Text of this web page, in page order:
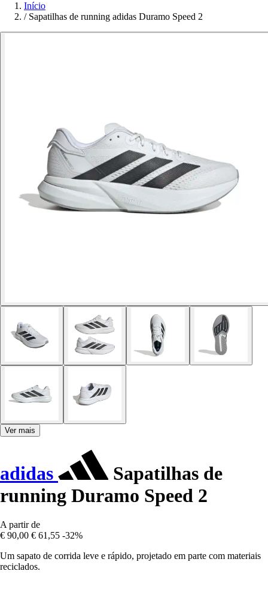
Início
/ Sapatilhas de running adidas Duramo Speed 2
Ver mais
adidas
Sapatilhas de
running Duramo Speed 2
A partir de
€ 90,00 € 61,55 -32%
Um sapato de corrida leve e rápido, projetado em parte com materiais
reciclados.